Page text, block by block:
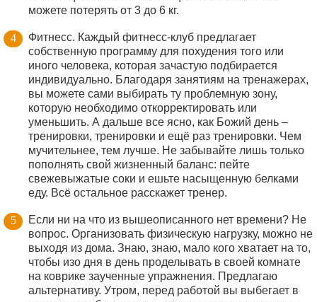
можете потерять от 3 до 6 кг.
Фитнесс. Каждый фитнесс-клуб предлагает
собственную программу для похудения того или
иного человека, которая зачастую подбирается
индивидуально. Благодаря занятиям на тренажерах,
вы можете сами выбирать ту проблемную зону,
которую необходимо откорректировать или
уменьшить. А дальше все ясно, как Божий день –
тренировки, тренировки и ещё раз тренировки. Чем
мучительнее, тем лучше. Не забывайте лишь только
пополнять свой жизненный баланс: пейте
свежевыжатые соки и ешьте насыщенную белками
еду. Всё остальное расскажет тренер.
Если ни на что из вышеописанного нет времени? Не
вопрос. Организовать физическую нагрузку, можно не
выходя из дома. Знаю, знаю, мало кого хватает на то,
чтобы изо дня в день проделывать в своей комнате
на коврике заученные упражнения. Предлагаю
альтернативу. Утром, перед работой вы выбегает в